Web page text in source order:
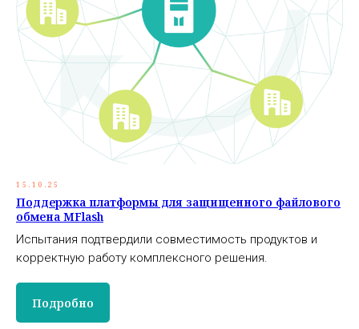
15.10.25
Поддержка платформы для защищенного файлового
обмена MFlash
Испытания подтвердили совместимость продуктов и
корректную работу комплексного решения.
Подробно